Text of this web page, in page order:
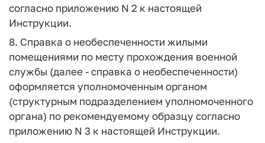
согласно приложению N 2 к настоящей
Инструкции.
8. Справка о необеспеченности жилыми
помещениями по месту прохождения военной
службы (далее - справка о необеспеченности)
оформляется уполномоченным органом
(структурным подразделением уполномоченного
органа) по рекомендуемому образцу согласно
приложению N 3 к настоящей Инструкции.